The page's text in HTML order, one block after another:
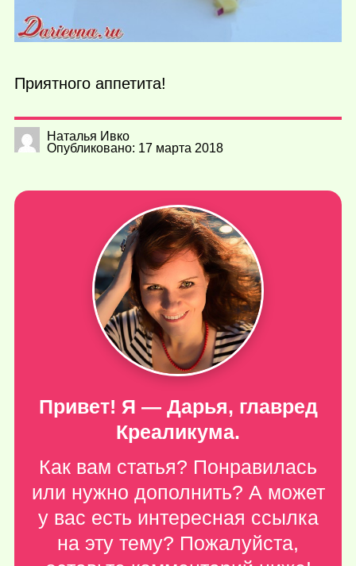
Приятного аппетита!
Наталья Ивко
Опубликовано: 17 марта 2018
Привет! Я — Дарья, главред
Креаликума.
Как вам статья? Понравилась
или нужно дополнить? А может
у вас есть интересная ссылка
на эту тему? Пожалуйста,